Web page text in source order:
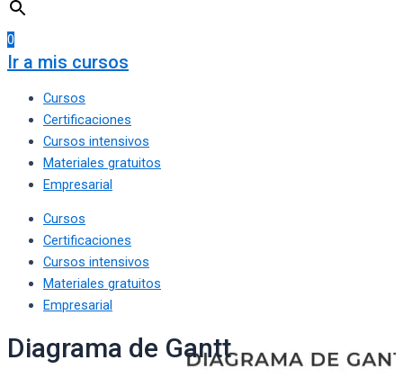
0
Ir a mis cursos
Cursos
Certificaciones
Cursos intensivos
Materiales gratuitos
Empresarial
Cursos
Certificaciones
Cursos intensivos
Materiales gratuitos
Empresarial
Diagrama de Gantt